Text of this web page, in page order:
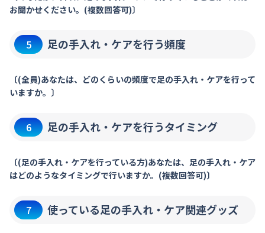
お聞かせください。(複数回答可)〕
5 足の手入れ・ケアを行う頻度
〔(全員)あなたは、どのくらいの頻度で足の手入れ・ケアを行って
いますか。〕
6 足の手入れ・ケアを行うタイミング
〔(足の手入れ・ケアを行っている方)あなたは、足の手入れ・ケア
はどのようなタイミングで行いますか。(複数回答可)〕
7 使っている足の手入れ・ケア関連グッズ